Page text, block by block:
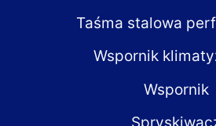
Taśma stalowa
Wspornik
Wspornik